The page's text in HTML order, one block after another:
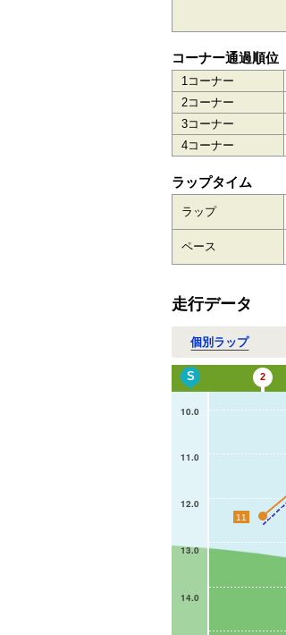
コーナー通過順位
1コーナー
2コーナー
3コーナー
4コーナー
ラップタイム
ラップ
ペース
走行データ
個別ラップ
10.0
11.0
12.0
13.0
14.0
S 2
11